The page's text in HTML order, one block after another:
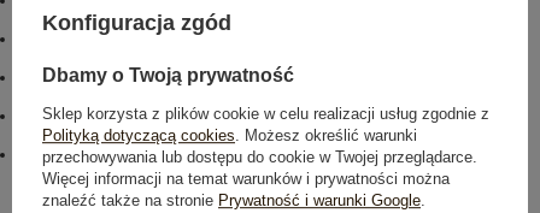
brak
#cechy dodatkowe:
#skład materiału :
#sposób prania :
pranie w pralce w 30°C
emblemat_FP:
txt_PLUS SIZE#000000#FFFFFF,dół,lewo col,txt_COTTON
COMFORT#546070#FFFFFF
Konfiguracja zgód
Dbamy o Twoją prywatność
Sklep korzysta z plików cookie w celu realizacji usług zgodnie z
Polityką dotyczącą cookies . Możesz określić warunki
przechowywania lub dostępu do cookie w Twojej przeglądarce.
Więcej informacji na temat warunków i prywatności można
znaleźć także na stronie Prywatność i warunki Google